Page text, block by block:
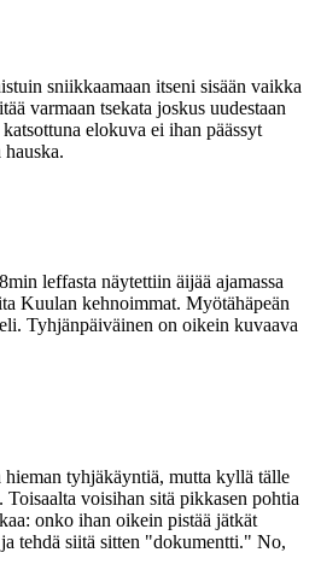
sniikkaamaan itseni sisään vaikka
varmaan tsekata joskus uudestaan
elokuva ei ihan päässyt
leffasta näytettiin äijää ajamassa
Kuulan kehnoimmat. Myötähäpeän
Tyhjänpäiväinen on oikein kuvaava
tyhjäkäyntiä, mutta kyllä tälle
Toisaalta voisihan sitä pikkasen pohtia
onko ihan oikein pistää jätkät
tehdä siitä sitten "dokumentti." No,